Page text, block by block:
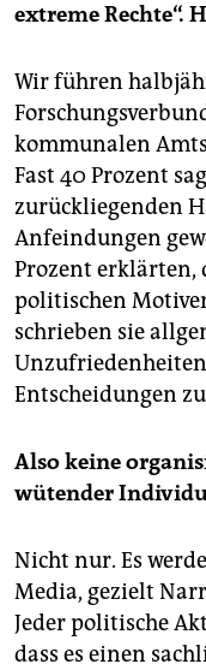
extreme Rechte“.
Wir führen
kommunalen
Fast 40 Prozent
zurückliegenden
Anfeindungen
Prozent erklärten,
politischen
schrieben sie
Entscheidungen
Also keine
wütender
Nicht nur. Es
Media, gezielt
Jeder politische
dass es einen